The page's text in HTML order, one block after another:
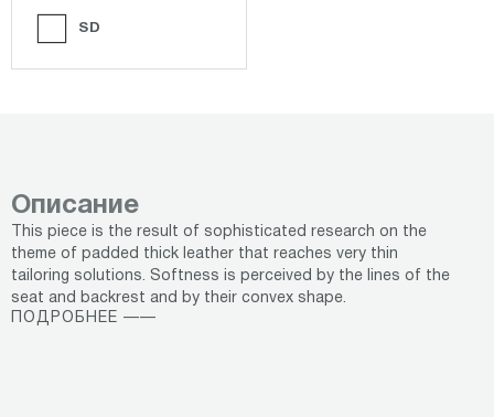
SD
Описание
This piece is the result of sophisticated research on the
theme of padded thick leather that reaches very thin
tailoring solutions. Softness is perceived by the lines of the
seat and backrest and by their convex shape.
ПОДРОБНЕЕ ——